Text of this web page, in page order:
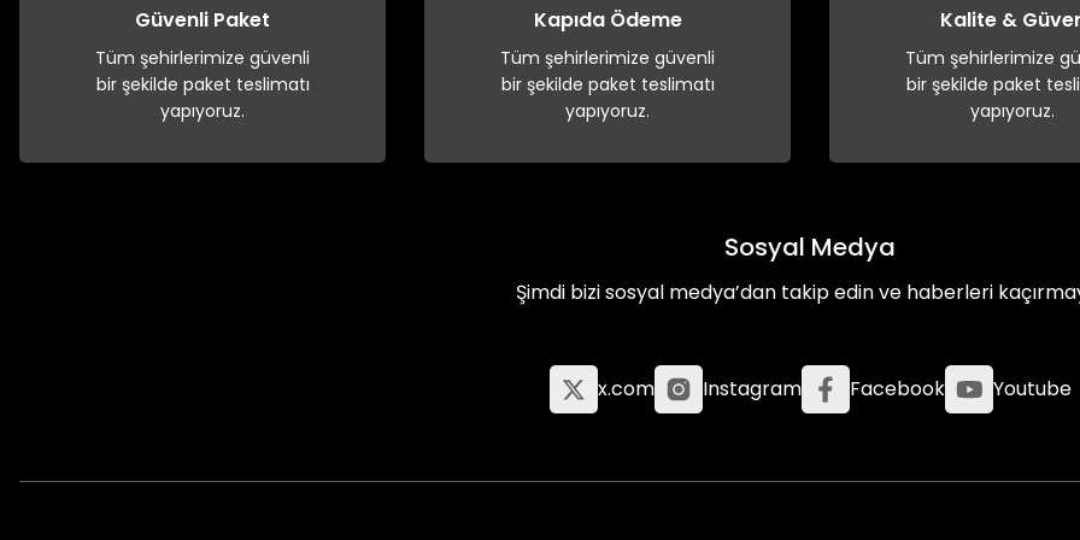
Güvenli Paket
Tüm şehirlerimize güvenli
bir şekilde paket teslimatı
yapıyoruz.
Kapıda Ödeme
Tüm şehirlerimize güvenli
bir şekilde paket teslimatı
yapıyoruz.
Kalite &
Tüm şehirlerimize
bir şekilde paket
yapıyoruz.
Sosyal Medya
Şimdi bizi sosyal medya’dan takip edin ve haberleri
x.com Instagram Facebook Youtube